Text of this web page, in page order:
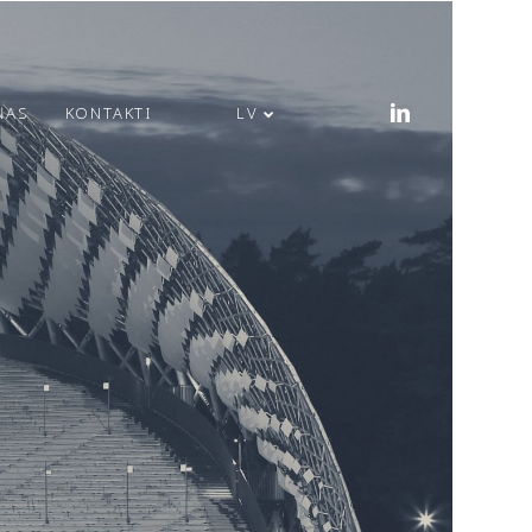
LĪGO
MODULS
ENGINEERING JAUNA
ADRESE
KONTAKTI LV